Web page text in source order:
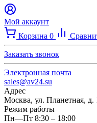
Мой аккаунт
Корзина 0
Заказать звонок
Электронная почта
sales@av24.su
Адрес
Москва, ул. Планетная,
Режим работы
Пн—Пт 8:30 – 18:00